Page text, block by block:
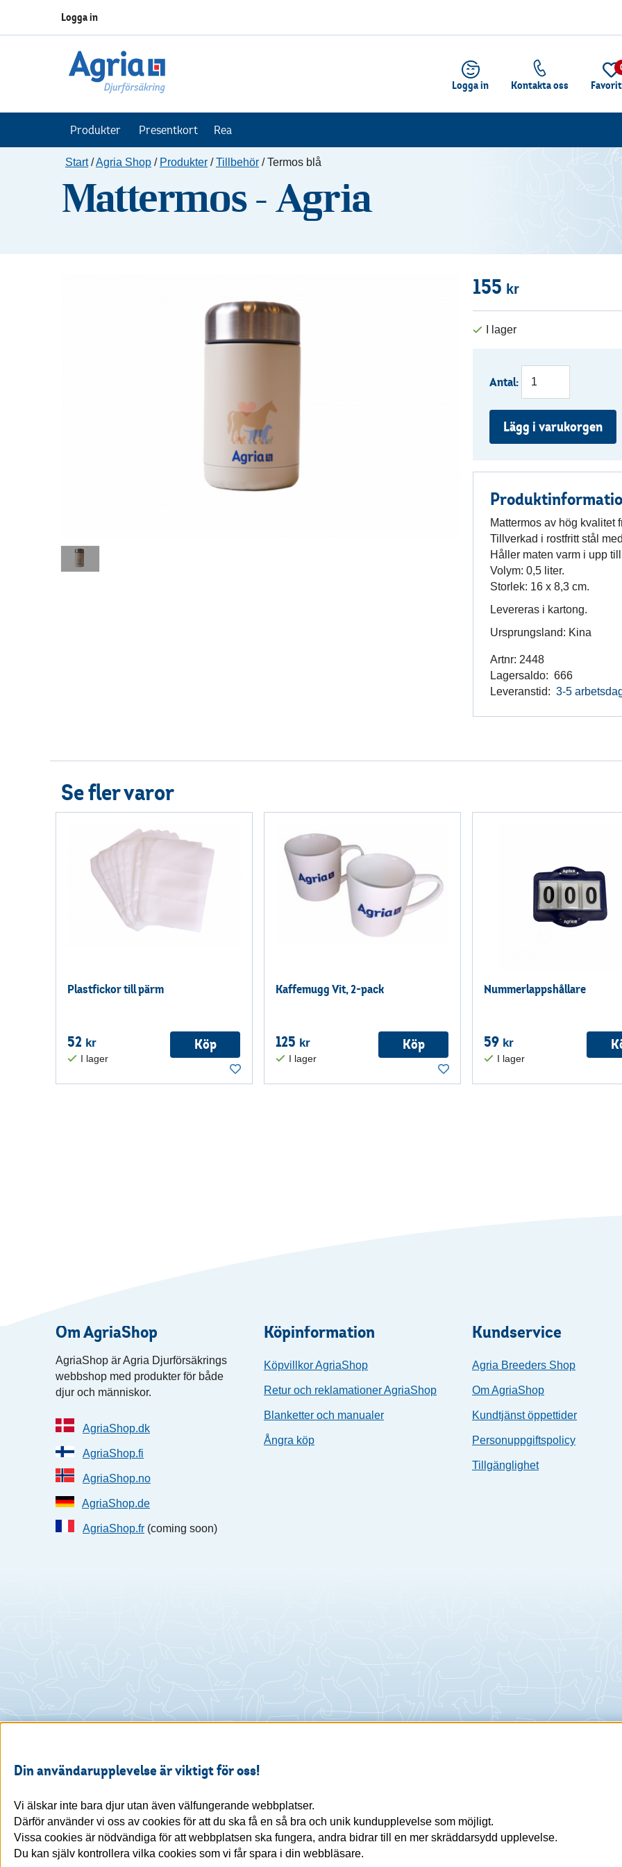
Logga in
Logga in Kontakta oss
Produkter Presentkort Rea
Start/Agria Shop / Produkter /Tillbehör /Termos blå
Mattermos - Agria
155 kr
Antal:
Lägg i varukorgen
Mattermos av hög
Tillverkad i rostfritt stål
Håller maten varm i upp
Volym: 0,5 liter.
Storlek: 16 x 8,3 cm.
Levereras i kartong.
Ursprungsland: Kina
Artnr: 2448
Lagersaldo: 666
Leveranstid: 3-5
Se fler varor
Plastfickor till pärm
52 kr Köp
Kaffemugg Vit, 2-pack
125 kr Köp
Nummerlappshållare
59 kr
Om AgriaShop
AgriaShop är Agria Djurförsäkrings
webbshop med produkter för både
djur och människor.
AgriaShop.dk
AgriaShop.fi
AgriaShop.no
AgriaShop.de
AgriaShop.fr (coming soon)
Köpinformation
Köpvillkor AgriaShop
Retur och reklamationer AgriaShop
Blanketter och manualer
Ångra köp
Kundservice
Agria Breeders Shop
Om AgriaShop
Kundtjänst öppettider
Personuppgiftspolicy
Tillgänglighet
Din användarupplevelse är viktigt för oss!
Vi älskar inte bara djur utan även välfungerande webbplatser.
Därför använder vi oss av cookies för att du ska få en så bra och unik kundupplevelse som möjligt.
Vissa cookies är nödvändiga för att webbplatsen ska fungera, andra bidrar till en mer skräddarsydd upplevelse.
Du kan själv kontrollera vilka cookies som vi får spara i din webbläsare.